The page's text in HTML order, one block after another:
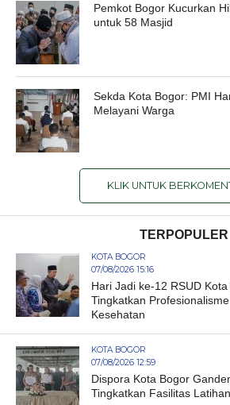
Pemkot Bogor Kucurkan
untuk 58 Masjid
Sekda Kota Bogor: PMI
Melayani Warga
KLIK UNTUK
TERPOPULER
KOTA BOGOR
07/08/2026 15:16
Hari Jadi ke-12 RSUD
Tingkatkan
Kesehatan
KOTA BOGOR
07/08/2026 12:59
Dispora Kota Bogor
Tingkatkan Fasilitas